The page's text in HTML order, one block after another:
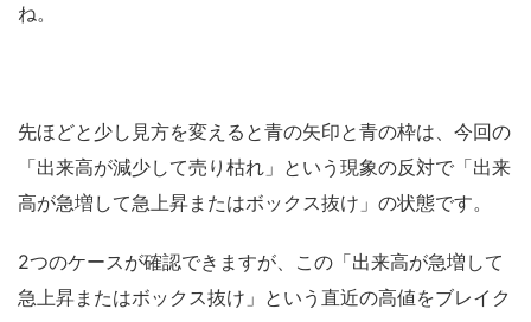
ね。
先ほどと少し見方を変えると青の矢印と青の枠は、今回の
「出来高が減少して売り枯れ」という現象の反対で「出来
高が急増して急上昇またはボックス抜け」の状態です。
2つのケースが確認できますが、この「出来高が急増して
急上昇またはボックス抜け」という直近の高値をブレイク